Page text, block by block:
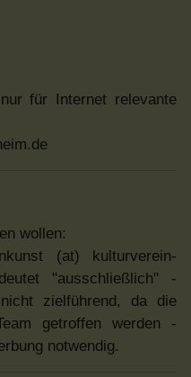
für Internet relevante
wollen:
(at) kulturverein-
"ausschließlich" -
zielführend, da die
getroffen werden -
notwendig.